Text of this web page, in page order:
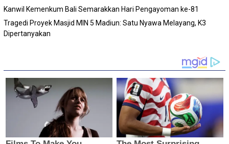
Kanwil Kemenkum Bali Semarakkan Hari Pengayoman ke-81
Tragedi Proyek Masjid MIN 5 Madiun: Satu Nyawa Melayang, K3
Dipertanyakan